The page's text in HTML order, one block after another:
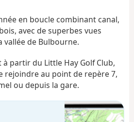
v
i
en boucle combinant canal,
avec de superbes vues
vallée de Bulbourne.
partir du Little Hay Golf Club,
rejoindre au point de repère 7,
ou depuis la gare.